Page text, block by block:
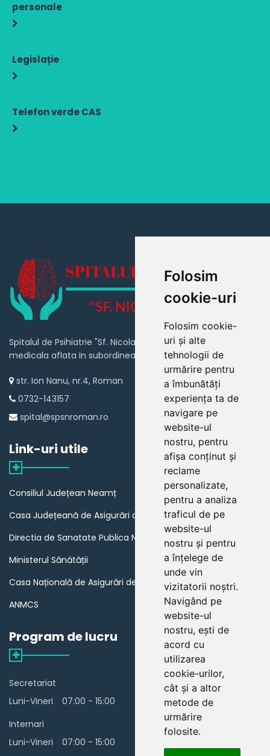
Folosim
cookie-uri
Folosim cookie-
uri și alte
tehnologii de
urmărire pentru
a îmbunătăți
experiența ta de
navigare pe
website-ul
nostru, pentru
afișa conținut și
reclame
personalizate,
pentru a analiza
traficul de pe
website-ul
nostru și pentru
a înțelege de
unde vin
vizitatorii noștri.
Navigând pe
website-ul
nostru, ești de
acord cu
utilizarea
cookie-urilor,
cât și a altor
metode de
urmărire
folosite.
personale
Legislație
Telefon verde CAS
Spitalul de Psihiatrie "Sf. Nicolae" Roman este o unitate
medicala aflata in subordinea Consiliului Judetean Neamt
str. Ion Nanu, nr.4, Roman
0732-143157
spital@spsnroman.ro
Link-uri utile
Consiliul Județean Neamț
Casa Județeană de Asigurări de Sănătate Neamț
Directia de Sanatate Publica Neamț
Ministerul Sănătății
Casa Națională de Asigurări de Sănătate
ANMCS
Program de lucru
Secretariat
Luni-Vineri
07:00 - 15:00
Internari
Luni-Vineri
07:00 - 15:00